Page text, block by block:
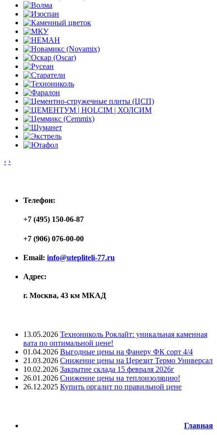
‹ ›
Телефон:
+7 (495) 150-06-87
+7 (906) 076-00-00
Email: info@utepliteli-77.ru
Адрес:
г. Москва, 43 км МКАД
13.05.2026 Технониколь Роклайт: уникальная каменная
вата по оптимальной цене!
01.04.2026 Выгодные цены на Фанеру ФК сорт 4/4
21.03.2026 Снижение цены на Церезит Термо Универсал
10.02.2026 Закрытие склада 15 февраля 2026г
26.01.2026 Снижение цены на теплоизоляцию!
26.12.2025 Купить оргалит по правильной цене
Главная